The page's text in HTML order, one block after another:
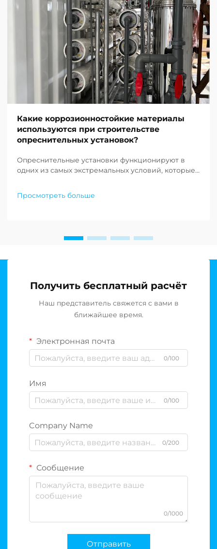
Какие коррозионностойкие материалы
используются при строительстве
опреснительных установок?
Опреснительные установки функционируют в
одних из самых экстремальных условий, которые
постоянно угрожает целостности критически
важной инфраструктуры. Выбор соответствующих
Просмотреть больше
Получить бесплатный расчёт
Наш представитель свяжется с вами в
ближайшее время.
Электронная почта
0/100
Имя
0/100
Company Name
0/200
Сообщение
0/1000
Отправить